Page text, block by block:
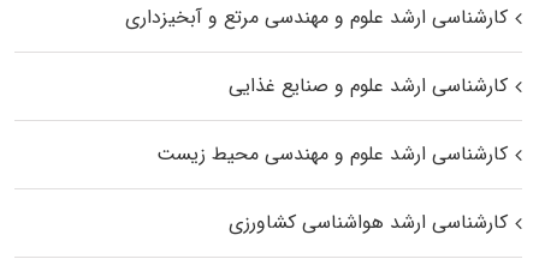
کارشناسی ارشد علوم و مهندسی مرتع و آبخیزداری
کارشناسی ارشد علوم و صنایع غذایی
کارشناسی ارشد علوم و مهندسی محیط زیست
کارشناسی ارشد هواشناسی کشاورزی